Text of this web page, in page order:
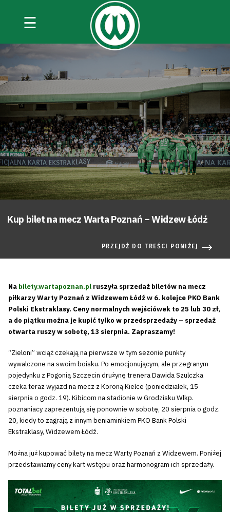
☰
Kup bilet na mecz Warta Poznań – Widzew Łódź
PRZEJDŹ DO TREŚCI PONIŻEJ
Na bilety.wartapoznan.pl ruszyła sprzedaż biletów na mecz
piłkarzy Warty Poznań z Widzewem Łódź w 6. kolejce PKO Bank
Polski Ekstraklasy. Ceny normalnych wejściówek to 25 lub 30 zł,
a do piątku można je kupić tylko w przedsprzedaży – sprzedaż
otwarta ruszy w sobotę, 13 sierpnia. Zapraszamy!
“Zieloni” wciąż czekają na pierwsze w tym sezonie punkty
wywalczone na swoim boisku. Po emocjonującym, ale przegranym
pojedynku z Pogonią Szczecin drużynę trenera Dawida Szulczka
czeka teraz wyjazd na mecz z Koroną Kielce (poniedziałek, 15
sierpnia o godz. 19). Kibicom na stadionie w Grodzisku Wlkp.
poznaniacy zaprezentują się ponownie w sobotę, 20 sierpnia o godz.
20, kiedy to zagrają z innym beniaminkiem PKO Bank Polski
Ekstraklasy, Widzewem Łódź.
Można już kupować bilety na mecz Warty Poznań z Widzewem. Poniżej
przedstawiamy ceny kart wstępu oraz harmonogram ich sprzedaży.